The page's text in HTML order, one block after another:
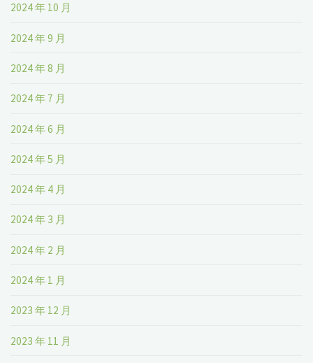
2024 年 10 月
2024 年 9 月
2024 年 8 月
2024 年 7 月
2024 年 6 月
2024 年 5 月
2024 年 4 月
2024 年 3 月
2024 年 2 月
2024 年 1 月
2023 年 12 月
2023 年 11 月